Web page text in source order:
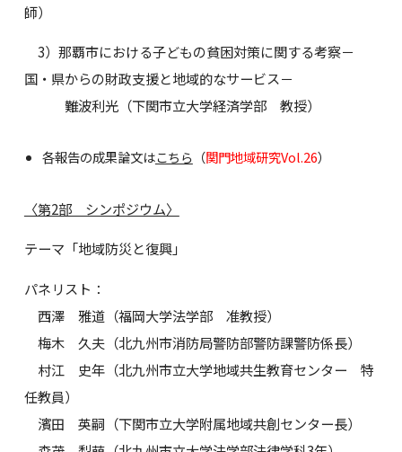
師）
3）那覇市における子どもの貧困対策に関する考察－
国・県からの財政支援と地域的なサービス－
難波利光（下関市立大学経済学部 教授）
各報告の成果論文はこちら （関門地域研究Vol.26）
〈第2部 シンポジウム〉
テーマ「地域防災と復興」
パネリスト：
西澤 雅道（福岡大学法学部 准教授）
梅木 久夫（北九州市消防局警防部警防課警防係長）
村江 史年（北九州市立大学地域共生教育センター 特
任教員）
濱田 英嗣（下関市立大学附属地域共創センター長）